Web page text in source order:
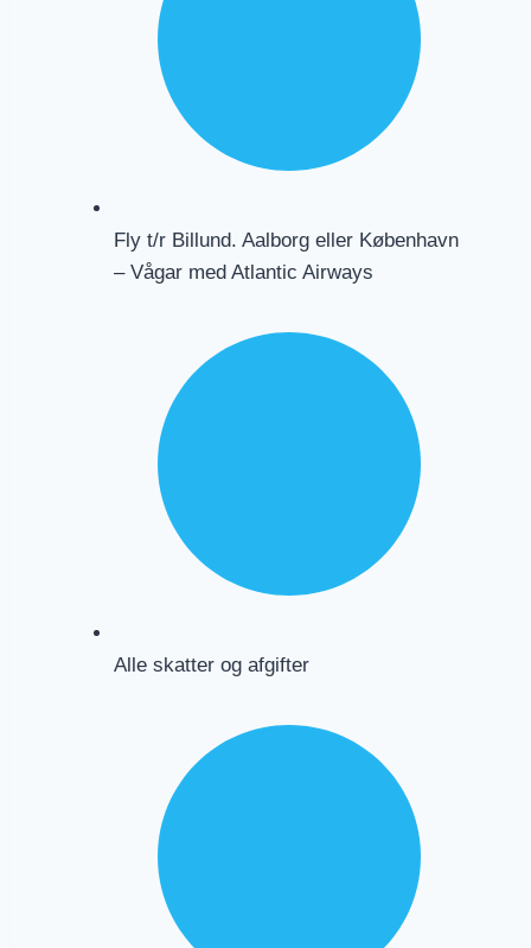
Fly t/r Billund. Aalborg eller København
– Vågar med Atlantic Airways
Alle skatter og afgifter